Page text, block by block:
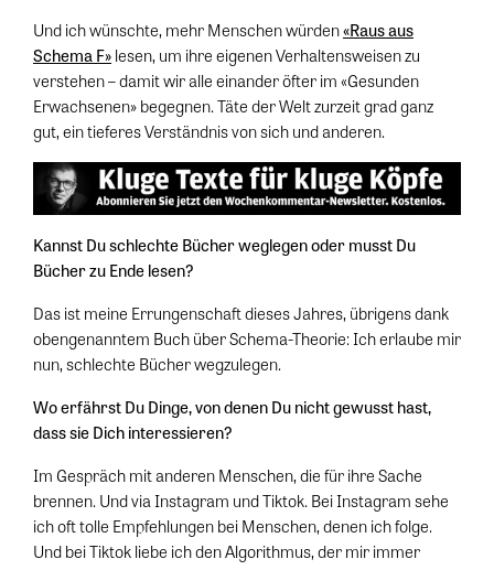
Und ich wünschte, mehr Menschen würden«Raus aus
Schema F»lesen, um ihre eigenen Verhaltensweisen zu
verstehen – damit wir alle einander öfter im «Gesunden
Erwachsenen» begegnen. Täte der Welt zurzeit grad ganz
gut, ein tieferes Verständnis von sich und anderen.
Kannst Du schlechte Bücher weglegen oder musst Du
Bücher zu Ende lesen?
Das ist meine Errungenschaft dieses Jahres, übrigens dank
obengenanntem Buch über Schema-Theorie: Ich erlaube mir
nun, schlechte Bücher wegzulegen.
Wo erfährst Du Dinge, von denen Du nicht gewusst hast,
dass sie Dich interessieren?
Im Gespräch mit anderen Menschen, die für ihre Sache
brennen. Und via Instagram und Tiktok. Bei Instagram sehe
ich oft tolle Empfehlungen bei Menschen, denen ich folge.
Und bei Tiktok liebe ich den Algorithmus, der mir immer